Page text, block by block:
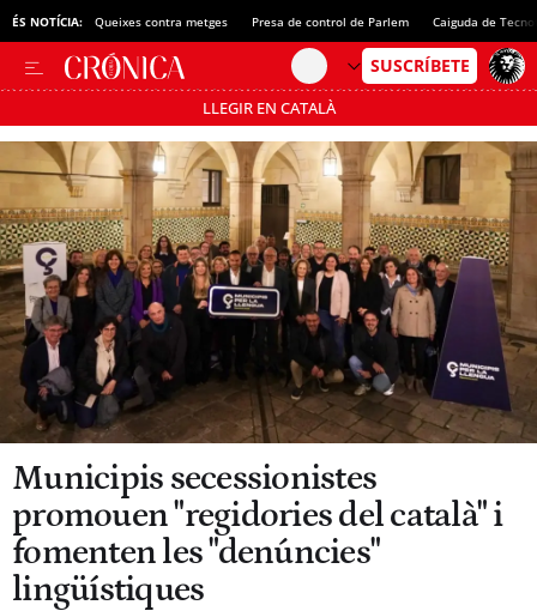
ÉS NOTÍCIA: Queixes contra metges Presa de control de Parlem Caiguda de
LLEGIR EN CATALÀ
Passa’t al mode estalvi
Municipis secessionistes
promouen "regidories del català" i
fomenten les "denúncies"
lingüístiques